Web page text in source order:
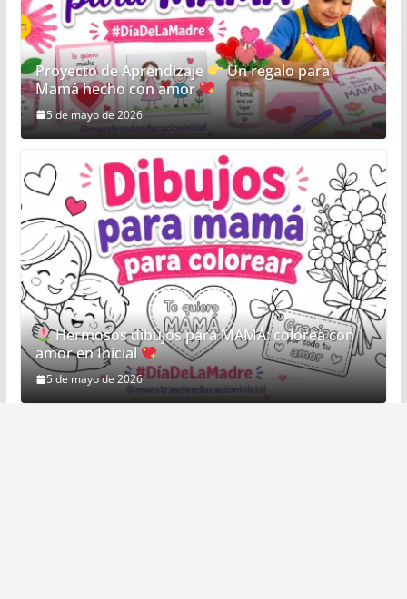
Proyecto de Aprendizaje
Un regalo para
Mamá hecho con amor
5 de mayo de 2026
Hermosos dibujos para MAMÁ: colorea con
amor en Inicial
5 de mayo de 2026